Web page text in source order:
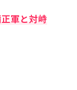
軍と対峙